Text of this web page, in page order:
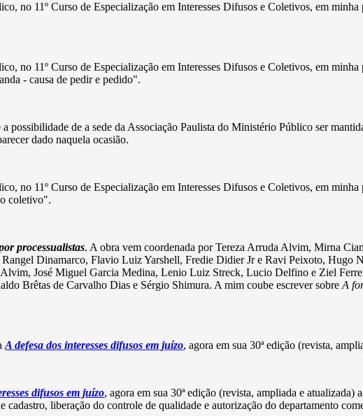
no 11º Curso de Especialização em Interesses Difusos e Coletivos, em
no 11º Curso de Especialização em Interesses Difusos e Coletivos, em
- causa de pedir e pedido".
possibilidade de a sede da Associação Paulista do Ministério Público ser
dado naquela ocasião.
no 11º Curso de Especialização em Interesses Difusos e Coletivos, em
coletivo".
processualistas. A obra vem coordenada por Tereza Arruda Alvim, Mirna
Dinamarco, Flavio Luiz Yarshell, Fredie Didier Jr e Ravi Peixoto, Hugo
José Miguel Garcia Medina, Lenio Luiz Streck, Lucio Delfino e Ziel
Brêtas de Carvalho Dias e Sérgio Shimura. A mim coube escrever sobre A
A defesa dos interesses difusos em juízo, agora em sua 30ª edição (revista,
difusos em juízo, agora em sua 30ª edição (revista, ampliada e atualizada)
liberação do controle de qualidade e autorização do departamento